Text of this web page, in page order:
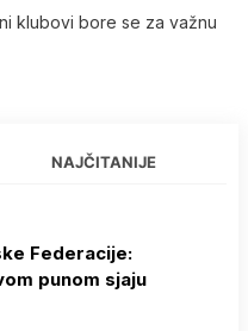
klubovi bore se za važnu
NAJČITANIJE
Federacije:
punom sjaju